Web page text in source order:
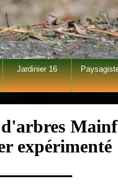
Jardinier 16
expérimenté